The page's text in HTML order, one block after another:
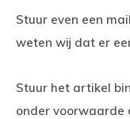
Stuur even een
weten wij dat er
Stuur het artikel
onder voorwaarde